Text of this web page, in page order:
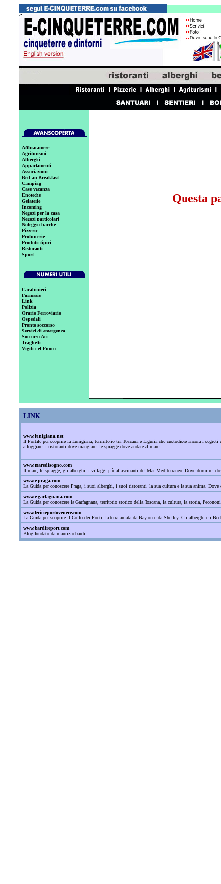
Affittacamere
Agriturismi
Alberghi
Appartamenti
Associazioni
Bed an Breakfast
Camping
Case vacanza
Enoteche
Gelaterie
Incoming
Negozi per la casa
Negozi particolari
Noleggio barche
Pizzerie
Profumerie
Prodotti tipici
Ristoranti
Sport
Carabinieri
Farmacie
Link
Polizia
Orario Ferroviario
Ospedali
Pronto soccorso
Servizi di emergenza
Soccorso Aci
Traghetti
Vigili del Fuoco
Questa
LINK
www.lunigiana.net
Il Portale per scoprire la Lunigiana, terriritorio tra Toscana e Liguria che custodisce ancora i
alloggiare, i ristoranti dove mangiare, le spiagge dove andare al mare
www.maredisogno.com
Il mare, le spiagge, gli alberghi, i villaggi più affascinanti del Mar Mediterraneo. Dove dormire,
www.e-praga.com
La Guida per conoscere Praga, i suoi alberghi, i suoi ristoranti, la sua cultura e la sua anima.
www.e-garfagnana.com
La Guida per conoscere la Garfagnana, territorio storico della Toscana, la cultura, la storia,
www.lericieportovenere.com
La Guida per scoprire il Golfo dei Poeti, la terra amata da Bayron e da Shelley. Gli alberghi e i
www.bardireport.com
Blog fondato da maurizio bardi